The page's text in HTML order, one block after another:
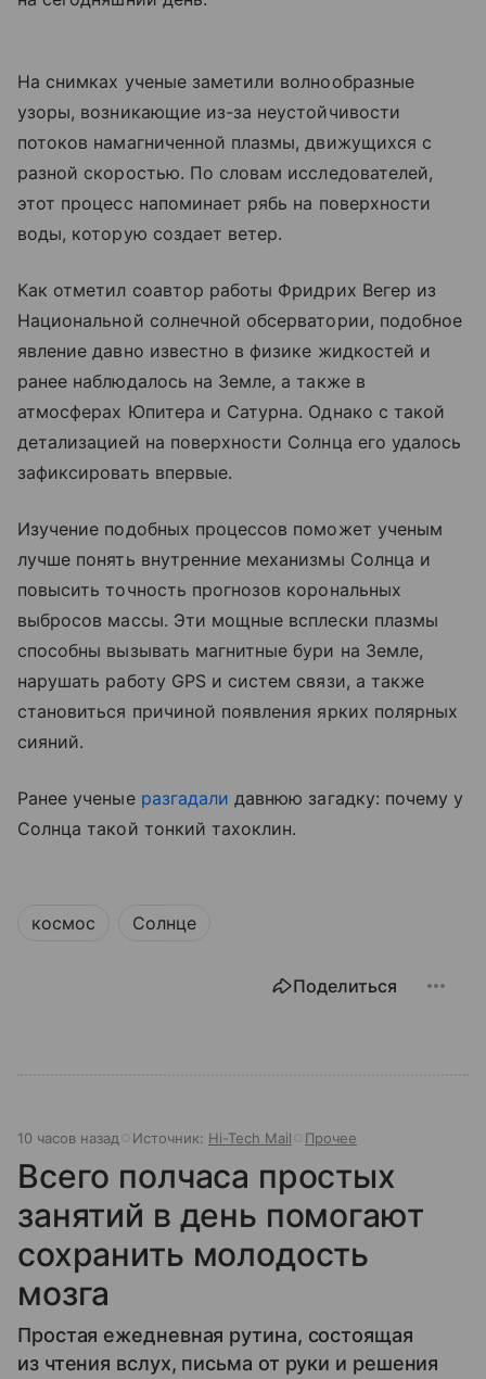
На снимках ученые заметили волнообразные
узоры, возникающие из-за неустойчивости
потоков намагниченной плазмы, движущихся с
разной скоростью. По словам исследователей,
этот процесс напоминает рябь на поверхности
воды, которую создает ветер.
Как отметил соавтор работы Фридрих Вегер из
Национальной солнечной обсерватории, подобное
явление давно известно в физике жидкостей и
ранее наблюдалось на Земле, а также в
атмосферах Юпитера и Сатурна. Однако с такой
детализацией на поверхности Солнца его удалось
зафиксировать впервые.
Изучение подобных процессов поможет ученым
лучше понять внутренние механизмы Солнца и
повысить точность прогнозов корональных
выбросов массы. Эти мощные всплески плазмы
способны вызывать магнитные бури на Земле,
нарушать работу GPS и систем связи, а также
становиться причиной появления ярких полярных
сияний.
Ранее ученые разгадали давнюю загадку: почему у
Солнца такой тонкий тахоклин.
космос Солнце
Поделиться
10 часов назад Источник: Hi-Tech Mail Прочее
Всего полчаса простых
занятий в день помогают
сохранить молодость
мозга
Простая ежедневная рутина, состоящая
из чтения вслух, письма от руки и решения